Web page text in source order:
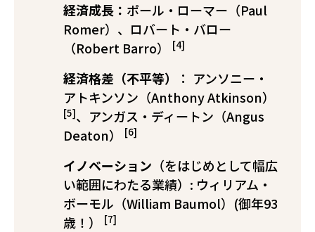
経済成長： ポール・ローマー（Paul
Romer）、ロバート・バロー
（Robert Barro）
[4]
経済格差（不平等）
： アンソニー・
アトキンソン（Anthony Atkinson）
[5]、アンガス・ディートン（Angus
Deaton）
[6]
イノベーション （をはじめとして幅広
い範囲にわたる業績）: ウィリアム・
ボーモル（William Baumol）(御年93
歳！）
[7]